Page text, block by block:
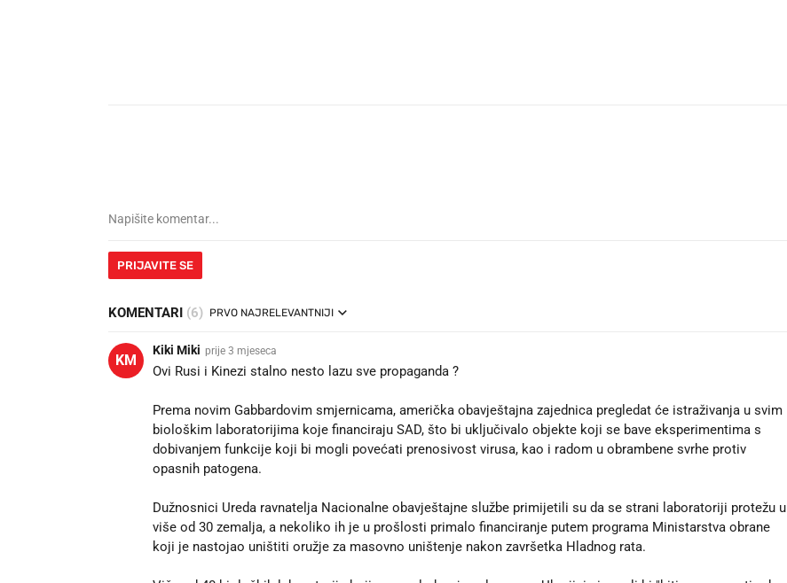
PRIJAVITE SE
KOMENTARI (6) PRVO NAJRELEVANTNIJI
KM
Kiki Miki prije 3 mjeseca
Ovi Rusi i Kinezi stalno nesto lazu sve propaganda ?
Prema novim Gabbardovim smjernicama, američka obavještajna zajednica pregledat će istraživanja u svim
biološkim laboratorijima koje financiraju SAD, što bi uključivalo objekte koji se bave eksperimentima s
dobivanjem funkcije koji bi mogli povećati prenosivost virusa, kao i radom u obrambene svrhe protiv
opasnih patogena.
Dužnosnici Ureda ravnatelja Nacionalne obavještajne službe primijetili su da se strani laboratoriji protežu u
više od 30 zemalja, a nekoliko ih je u prošlosti primalo financiranje putem programa Ministarstva obrane
koji je nastojao uništiti oružje za masovno uništenje nakon završetka Hladnog rata.